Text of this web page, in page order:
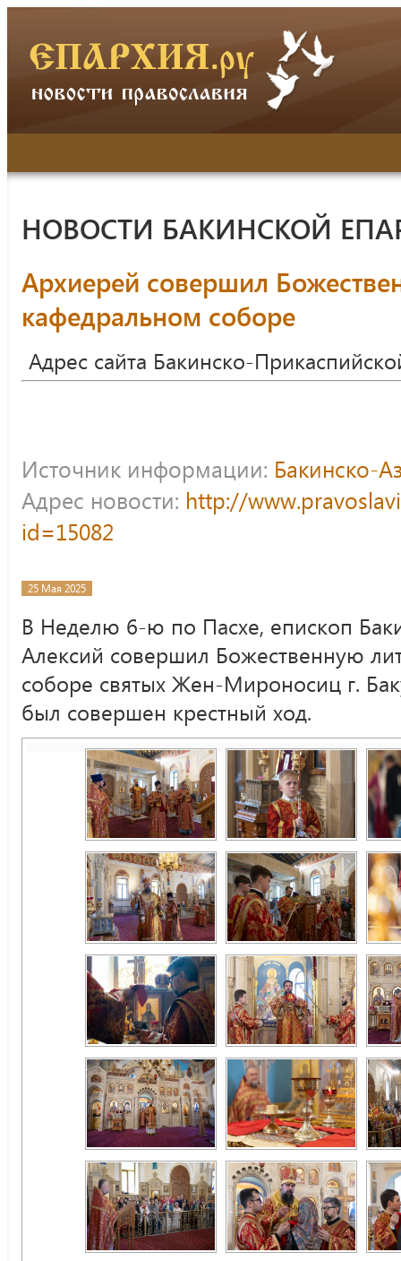
НОВОСТИ БАКИНСКОЙ
Архиерей совершил
кафедральном соборе
Адрес сайта Бакинско-
Источник информации: Бакинско-
Адрес новости: http://
id=15082
25 Мая 2025
В Неделю 6-ю по Пасхе, епископ
Алексий совершил Божественную
соборе святых Жен-Мироносиц г.
был совершен крестный ход.